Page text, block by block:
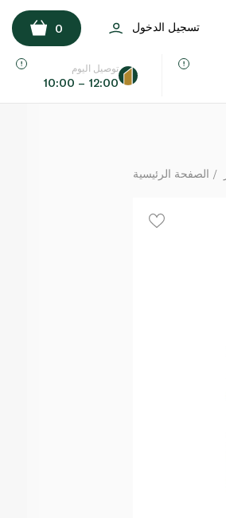
تسجيل الدخول 0
توصيل اليوم
10:00 – 12:00
كيلوغرام
الصفحة الرئيسية